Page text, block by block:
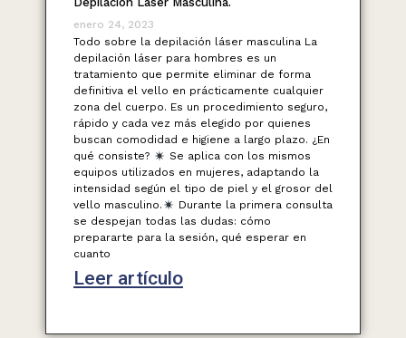
enero 24, 2023
Todo sobre la depilación láser masculina La
depilación láser para hombres es un
tratamiento que permite eliminar de forma
definitiva el vello en prácticamente cualquier
zona del cuerpo. Es un procedimiento seguro,
rápido y cada vez más elegido por quienes
buscan comodidad e higiene a largo plazo. ¿En
qué consiste?
Se aplica con los mismos
equipos utilizados en mujeres, adaptando la
intensidad según el tipo de piel y el grosor del
vello masculino.
Durante la primera consulta
se despejan todas las dudas: cómo
prepararte para la sesión, qué esperar en
cuanto
Leer artículo